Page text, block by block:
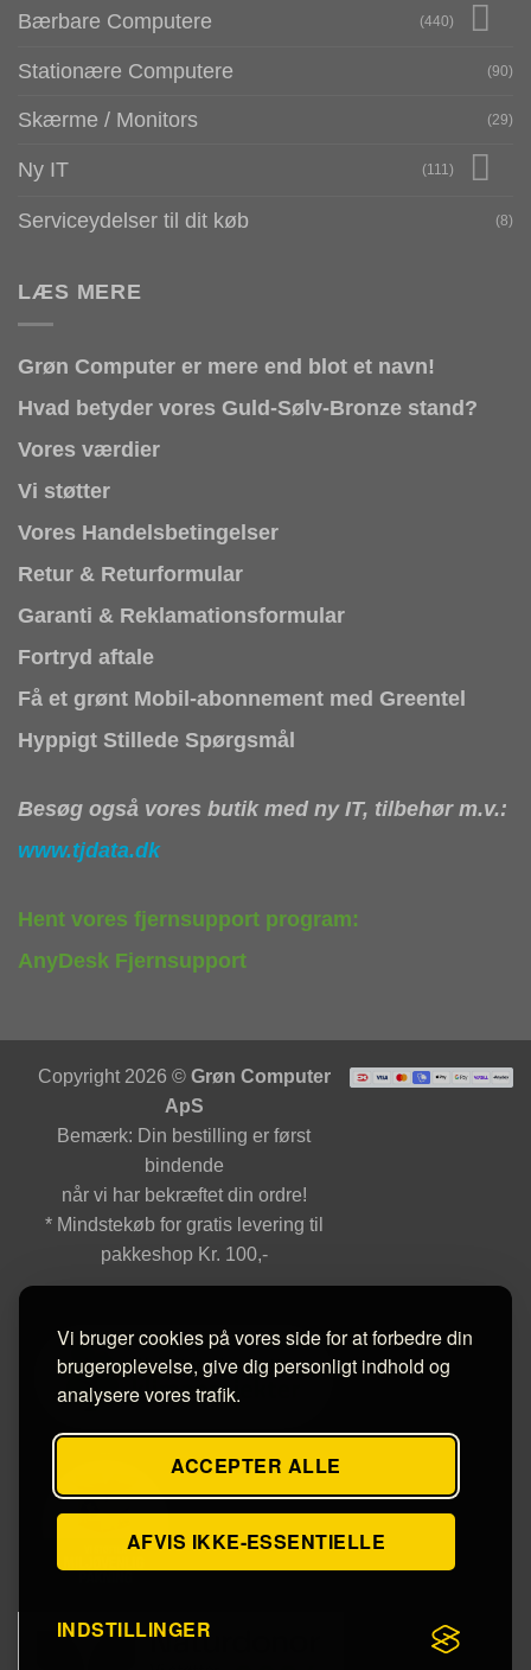
Vi bruger cookies på vores side for at forbedre din
brugeroplevelse, give dig personligt indhold og
analysere vores trafik.
ACCEPTER ALLE
AFVIS IKKE-ESSENTIELLE
INDSTILLINGER
Bærbare Computere (440)
Stationære Computere (90)
Skærme / Monitors (29)
Ny IT (111)
Serviceydelser til dit køb (8)
LÆS MERE
Grøn Computer er mere end blot et navn!
Hvad betyder vores Guld-Sølv-Bronze stand?
Vores værdier
Vi støtter
Vores Handelsbetingelser
Retur & Returformular
Garanti & Reklamationsformular
Fortryd aftale
Få et grønt Mobil-abonnement med Greentel
Hyppigt Stillede Spørgsmål
Besøg også vores butik med ny IT, tilbehør m.v.:
www.tjdata.dk
Hent vores fjernsupport program:
AnyDesk Fjernsupport
Copyright 2026 © Grøn Computer
ApS
Bemærk: Din bestilling er først
bindende
når vi har bekræftet din ordre!
* Mindstekøb for gratis levering til
pakkeshop Kr. 100,-